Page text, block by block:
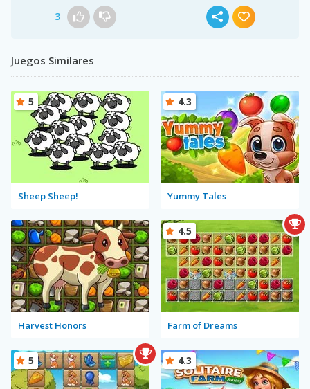
3
Juegos Similares
Sheep Sheep!
5
Yummy Tales
4.3
Harvest Honors Farm of Dreams
4.5
5 4.3